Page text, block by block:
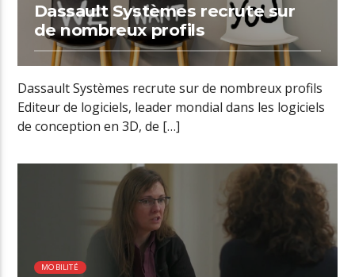
Dassault Systèmes recrute sur
de nombreux profils
Dassault Systèmes recrute sur de nombreux profils
Editeur de logiciels, leader mondial dans les logiciels
de conception en 3D, de […]
00:34 READ TIME
MOBILITÉ